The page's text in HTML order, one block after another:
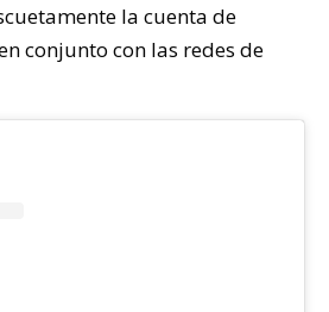
la cuenta de
conjunto con las redes de